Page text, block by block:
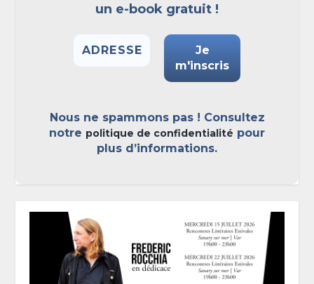
un e-book gratuit !
Nous ne spammons pas ! Consultez
notre politique de confidentialité pour
plus d’informations.